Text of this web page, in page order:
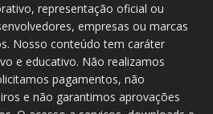
representação oficial ou
empresas ou marcas
Nosso conteúdo tem caráter
e educativo. Não realizamos
pagamentos, não
e não garantimos aprovações